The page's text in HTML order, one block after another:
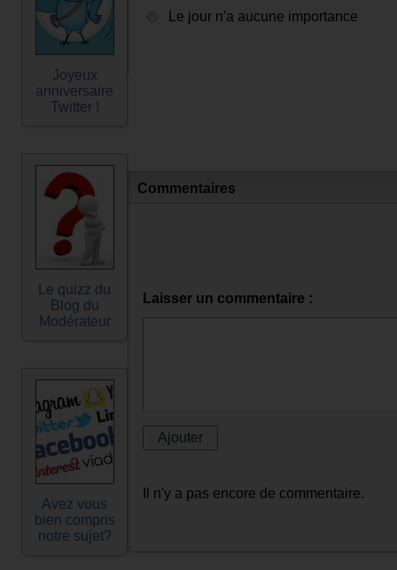
Joyeux
anniversaire
Twitter !
Le quizz du
Blog du
Modérateur
Avez vous
bien compris
notre sujet?
Le jour n'a aucune importance
Commentaires
Laisser un commentaire :
Il n'y a pas encore de commentaire.